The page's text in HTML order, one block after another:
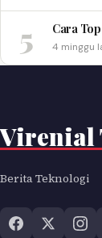
5 Cara
4 minggu
Virenial
Berita Teknologi